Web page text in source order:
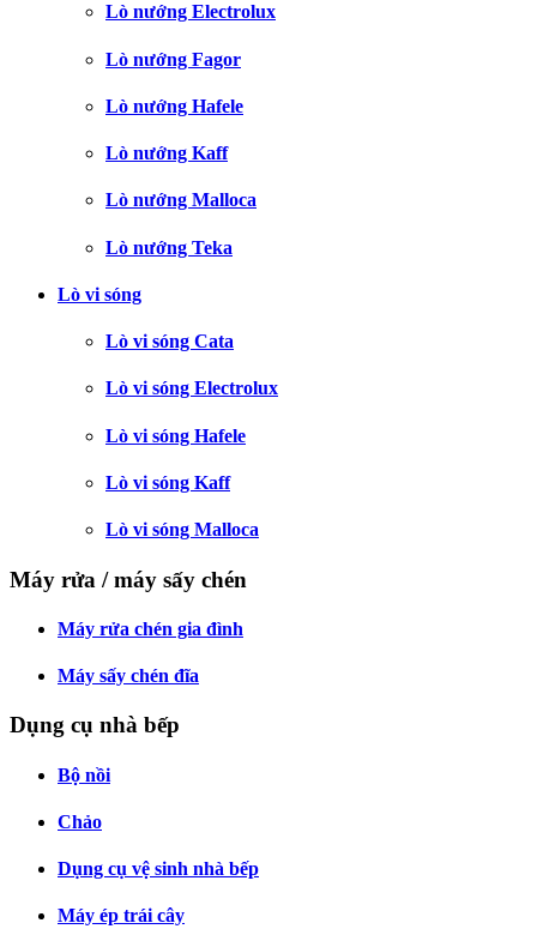
Lò nướng Electrolux
Lò nướng Fagor
Lò nướng Hafele
Lò nướng Kaff
Lò nướng Malloca
Lò nướng Teka
Lò vi sóng
Lò vi sóng Cata
Lò vi sóng Electrolux
Lò vi sóng Hafele
Lò vi sóng Kaff
Lò vi sóng Malloca
Máy rửa / máy sấy chén
Máy rửa chén gia đình
Máy sấy chén đĩa
Dụng cụ nhà bếp
Bộ nồi
Chảo
Dụng cụ vệ sinh nhà bếp
Máy ép trái cây